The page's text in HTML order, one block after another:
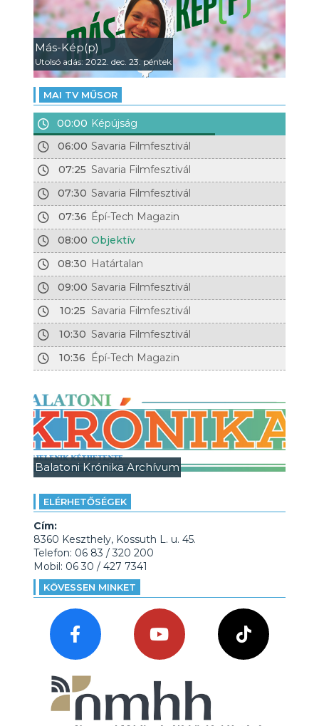
Más-Kép(p)
Utolsó adás: 2022. dec. 23. péntek
MAI TV MŰSOR
00:00 Képújság
06:00 Savaria Filmfesztivál
07:25 Savaria Filmfesztivál
07:30 Savaria Filmfesztivál
07:36 Épí-Tech Magazin
08:00 Objektív
08:30 Határtalan
09:00 Savaria Filmfesztivál
10:25 Savaria Filmfesztivál
10:30 Savaria Filmfesztivál
10:36
Épí-Tech Magazin
Balatoni Krónika Archívum
ELÉRHETŐSÉGEK
Cím:
8360 Keszthely, Kossuth L. u. 45.
Telefon: 06 83 / 320 200
Mobil: 06 30 / 427 7341
KÖVESSEN MINKET